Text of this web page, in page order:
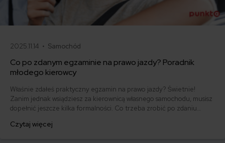
2025.11.14 • Samochód
Co po zdanym egzaminie na prawo jazdy? Poradnik
młodego kierowcy
Właśnie zdałeś praktyczny egzamin na prawo jazdy? Świetnie!
Zanim jednak wsiądziesz za kierownicą własnego samochodu, musisz
dopełnić jeszcze kilka formalności. Co trzeba zrobić po zdaniu
którym szybko załatwisz sprawy urzędowe i będziesz mógł prowadzić
Czytaj więcej